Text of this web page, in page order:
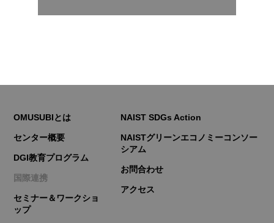
OMUSUBIとは
センター概要
DGI教育プログラム
国際連携
セミナー＆ワークショ
ップ
NAIST SDGs Action
NAISTグリーンエコノミーコンソー
シアム
お問合わせ
アクセス